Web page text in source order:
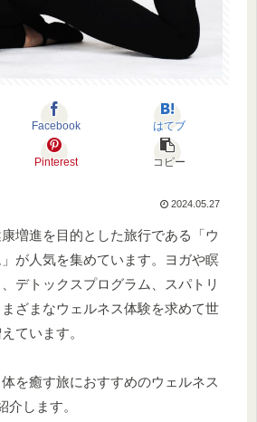
Facebook はてブ
Pinterest コピー
2024.05.27
増進を目的とした旅行である「ウ
が人気を集めています。ヨガや瞑
デトックスプログラム、スパトリ
ざまなウェルネス体験を求めて世
ています。
を癒す旅におすすめのウェルネス
介します。